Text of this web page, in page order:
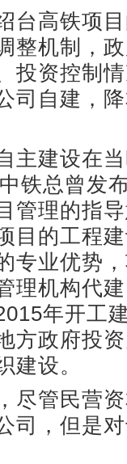
高铁项目
整机制，
投资控制
司自建，
建设在当
铁总曾发
管理的指
目的工程
专业优势
理机构代
年开工
方政府投
建设。
管民营资
司，但是